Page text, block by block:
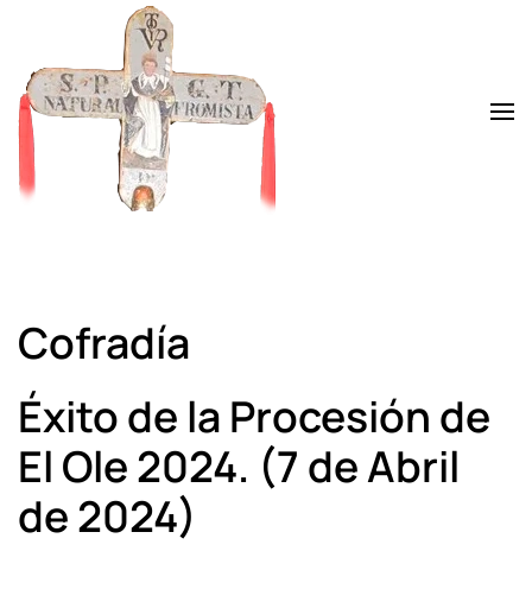
Skip to main content
Cofradía
Éxito de la Procesión de
El Ole 2024. (7 de Abril
de 2024)